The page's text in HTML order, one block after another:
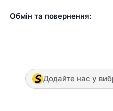
Обмін та повернення:
Додайте нас у